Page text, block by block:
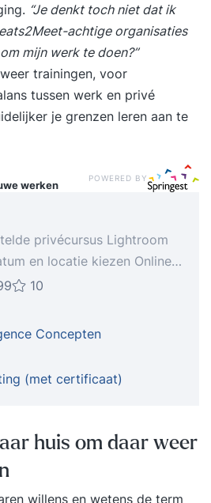
“Je denkt toch niet dat ik
achtige organisaties
mijn werk te doen?”
trainingen, voor
tussen werk en privé
je grenzen leren aan te
werken
POWERED BY
privécursus Lightroom
en locatie kiezen Online
telg van
in een flitsend jasje het roer
gebruikerservaring. in onze
ga je aan de slag om, indien
je echt trots op kan zijn!
vindt er een telefonische
we je huidige niveau en
2: Voorbereiding Wij gaan
persoonlijk cursusprogramma
10
Concepten
(met certificaat)
huis om daar weer
willens en wetens de term